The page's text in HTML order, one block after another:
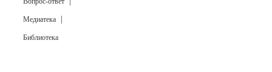
Медиатека
Библиотека